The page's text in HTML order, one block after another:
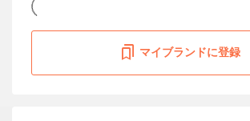
マイブランドに登録